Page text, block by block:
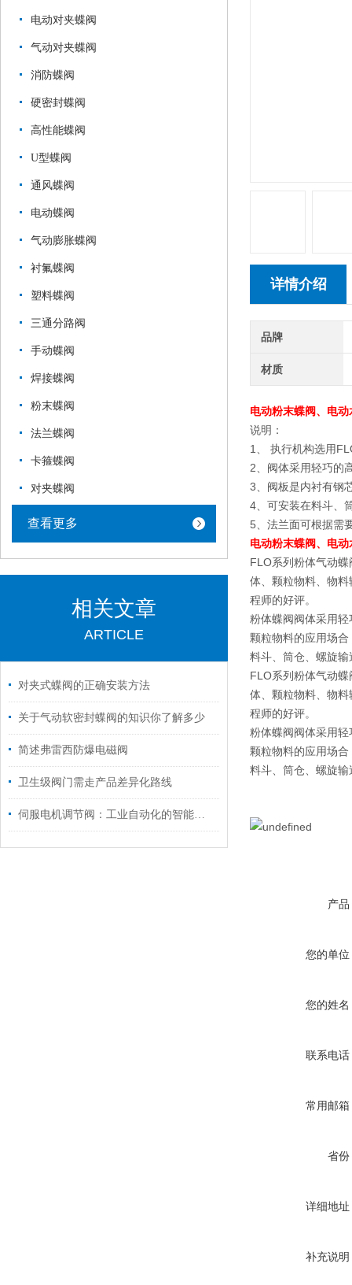
详情介绍
品牌
材质
电动粉末蝶阀、电动
说明：
1、 执行机构选用
2、阀体采用轻巧的
3、阀板是内衬有钢
4、可安装在料斗、
5、法兰面可根据需
电动粉末蝶阀、电动
FLO系列粉体气动
体、颗粒物料、物
程师的好评。
粉体蝶阀阀体采用
颗粒物料的应用场
料斗、筒仓、螺旋
FLO系列粉体气动
体、颗粒物料、物
程师的好评。
粉体蝶阀阀体采用
颗粒物料的应用场
料斗、筒仓、螺旋
产品
您的单位
您的姓名
联系电话
常用邮箱
省份
详细地址
补充说明
电动对夹蝶阀
气动对夹蝶阀
消防蝶阀
硬密封蝶阀
高性能蝶阀
U型蝶阀
通风蝶阀
电动蝶阀
气动膨胀蝶阀
衬氟蝶阀
塑料蝶阀
三通分路阀
手动蝶阀
焊接蝶阀
粉末蝶阀
法兰蝶阀
卡箍蝶阀
对夹蝶阀
查看更多
相关文章
ARTICLE
对夹式蝶阀的正确安装方法
关于气动软密封蝶阀的知识你了解多少
简述弗雷西防爆电磁阀
卫生级阀门需走产品差异化路线
伺服电机调节阀：工业自动化的智能流量指挥官